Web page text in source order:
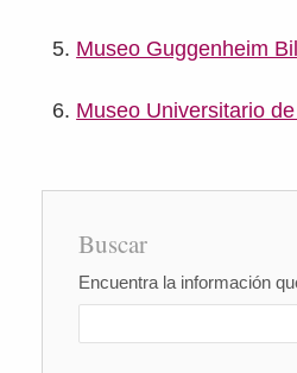
Museo Guggenheim
Museo Universitario
Buscar
Encuentra la información